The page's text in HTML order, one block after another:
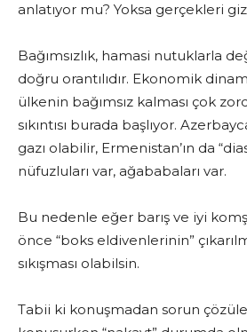
anlatıyor mu? Yoksa gerçekleri
Bağımsızlık, hamasi nutuklarla
doğru orantılıdır. Ekonomik
ülkenin bağımsız kalması çok
sıkıntısı burada başlıyor.
gazı olabilir, Ermenistan’ın da
nüfuzluları var, ağababaları var.
Bu nedenle eğer barış ve iyi
önce “boks eldivenlerinin”
sıkışması olabilsin.
Tabii ki konuşmadan sorun